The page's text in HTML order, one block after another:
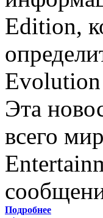
Edition,
Evolution
Эта
всего
Подробнее